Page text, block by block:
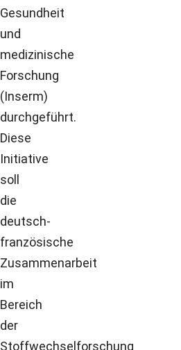
Gesundheit
und
medizinische
Forschung
(Inserm)
durchgeführt.
Diese
Initiative
soll
die
deutsch-
französische
Zusammenarbeit
im
Bereich
der
Stoffwechselforschung